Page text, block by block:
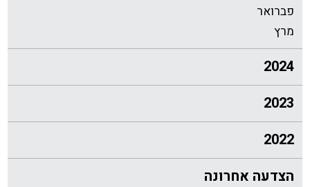
פברואר
מרץ
2024
2023
2022
הצדעה אחרונה